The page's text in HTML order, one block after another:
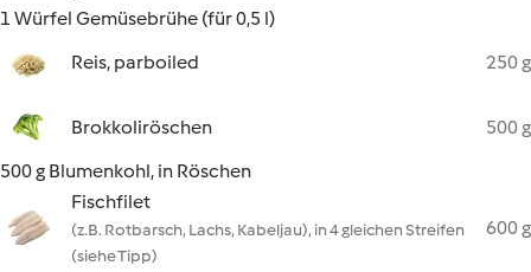
1 Würfel Gemüsebrühe (für 0,5 l)
Reis, parboiled
250 g
Brokkoliröschen
500 g
500 g Blumenkohl, in Röschen
Fischfilet
(z.B. Rotbarsch, Lachs, Kabeljau), in 4 gleichen Streifen
(siehe Tipp)
600 g